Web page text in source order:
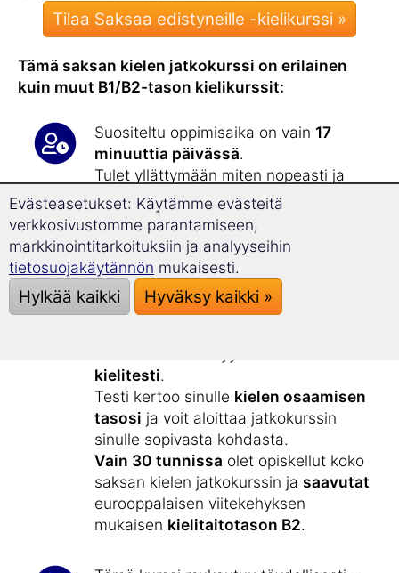
Tilaa Saksaa edistyneille -kielikurssi »
Tämä saksan kielen jatkokurssi on erilainen
kuin muut B1/B2-tason kielikurssit:
Suositeltu oppimisaika on vain 17
minuuttia päivässä.
Tulet yllättymään miten nopeasti ja
tehokkaastilaajennat
sanavarastoasi! Jatkokurssilla opit
1 800 uutta sanaa.
Tämä jatkokurssi vahvistaa saksan
kielen taitoasi, minkä olet saavuttanut
kielitesti.
Testi kertoo sinulle kielen osaamisen
tasosi ja voit aloittaa jatkokurssin
sinulle sopivasta kohdasta.
Vain 30 tunnissa olet opiskellut koko
saksan kielen jatkokurssin ja saavutat
eurooppalaisen viitekehyksen
mukaisen kielitaitotason B2.
Evästeasetukset: Käytämme evästeitä
verkkosivustomme parantamiseen,
markkinointitarkoituksiin ja analyyseihin
tietosuojakäytännön mukaisesti.
Hylkää kaikki Hyväksy kaikki »